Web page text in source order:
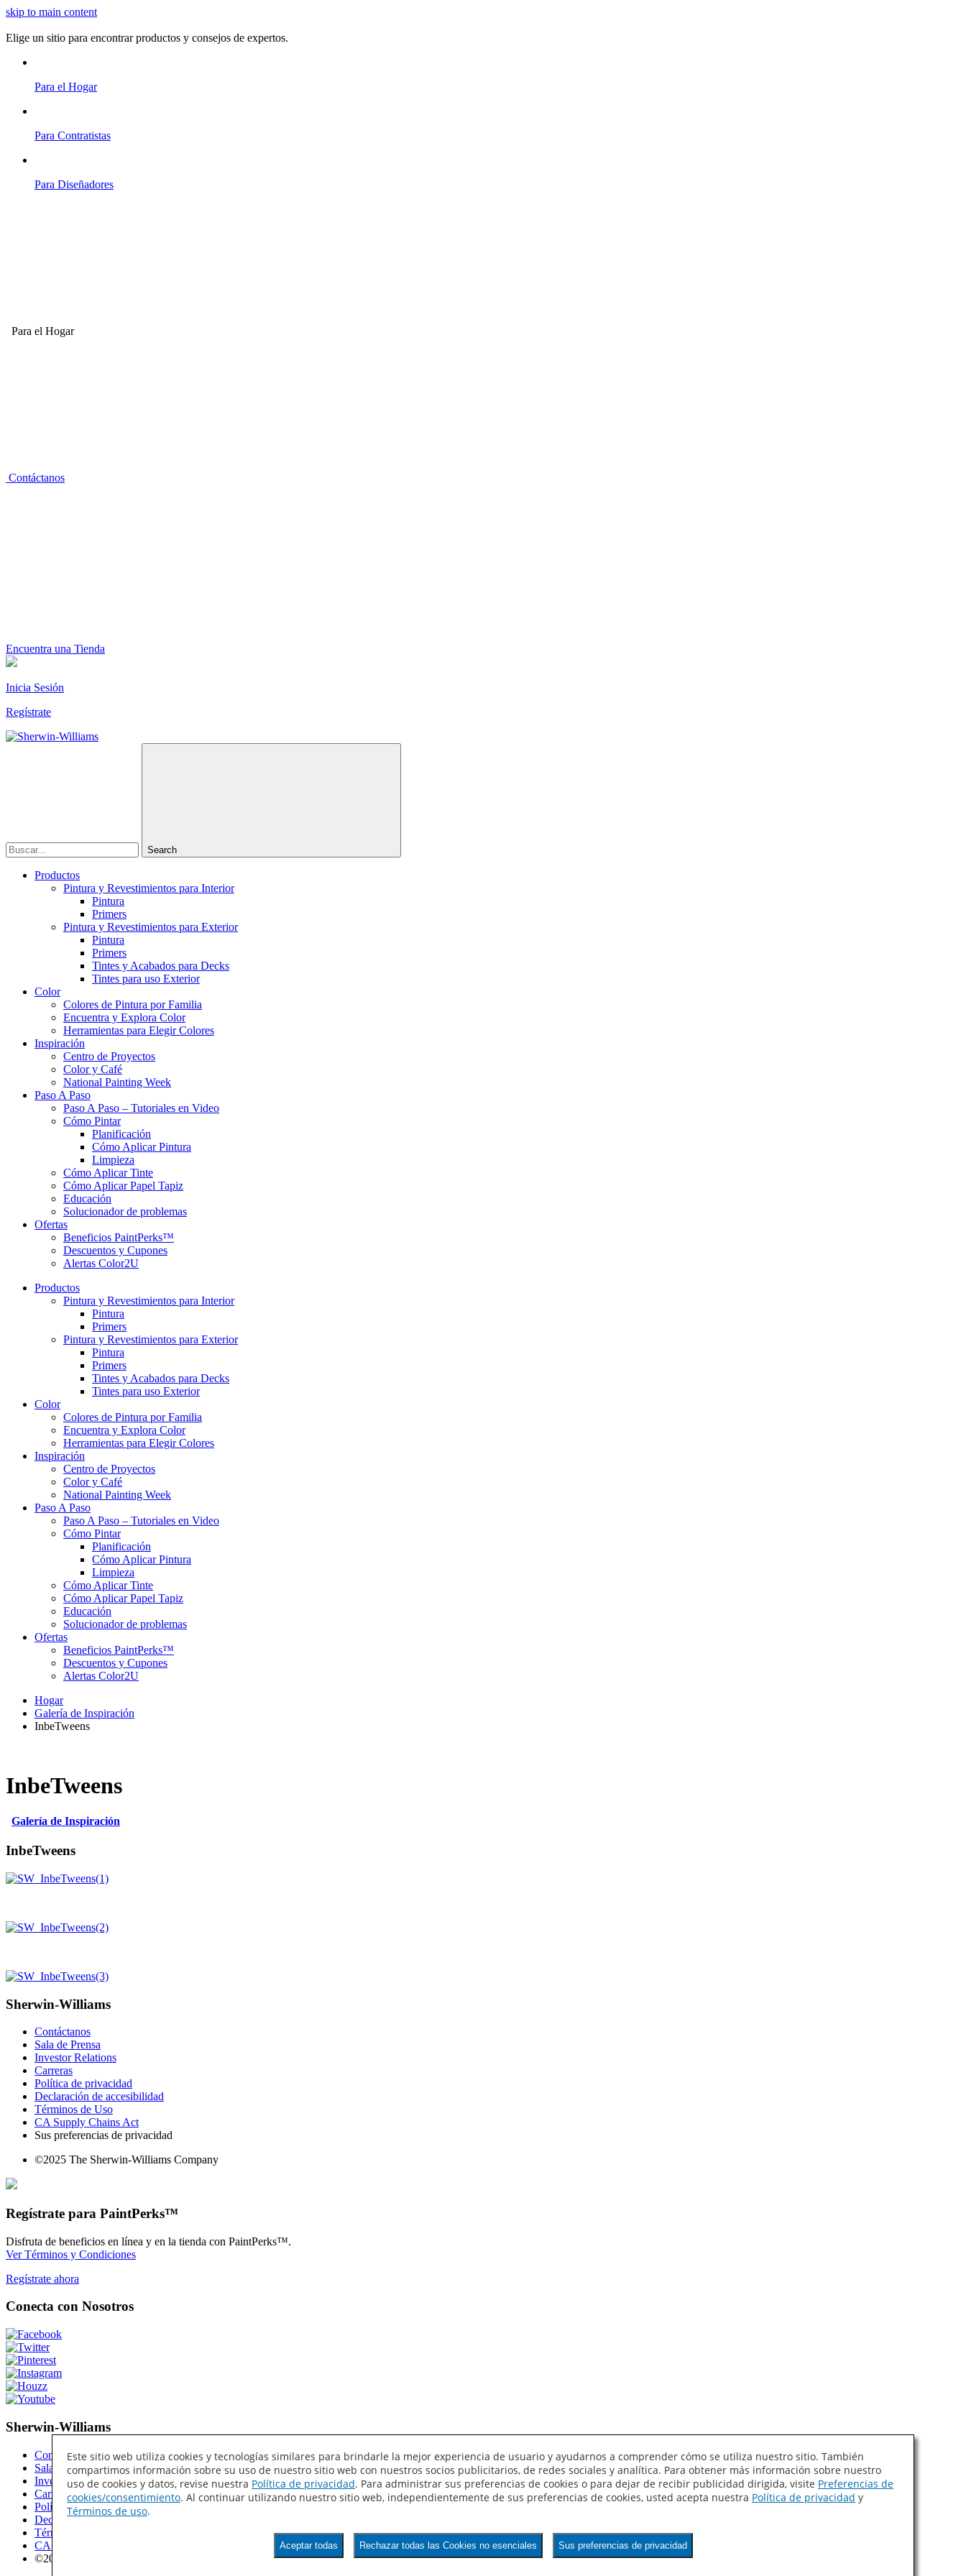
skip to main content
Elige un sitio para encontrar productos y consejos de expertos.
Para el Hogar
Para Contratistas
Para Diseñadores
Para el Hogar
Contáctanos
Encuentra una Tienda
Inicia Sesión
Regístrate
Search
Productos
Pintura y Revestimientos para Interior
Pintura
Primers
Pintura y Revestimientos para Exterior
Pintura
Primers
Tintes y Acabados para Decks
Tintes para uso Exterior
Color
Colores de Pintura por Familia
Encuentra y Explora Color
Herramientas para Elegir Colores
Inspiración
Centro de Proyectos
Color y Café
National Painting Week
Paso A Paso
Paso A Paso – Tutoriales en Video
Cómo Pintar
Planificación
Cómo Aplicar Pintura
Limpieza
Cómo Aplicar Tinte
Cómo Aplicar Papel Tapiz
Educación
Solucionador de problemas
Ofertas
Beneficios PaintPerks™
Descuentos y Cupones
Alertas Color2U
Productos
Pintura y Revestimientos para Interior
Pintura
Primers
Pintura y Revestimientos para Exterior
Pintura
Primers
Tintes y Acabados para Decks
Tintes para uso Exterior
Color
Colores de Pintura por Familia
Encuentra y Explora Color
Herramientas para Elegir Colores
Inspiración
Centro de Proyectos
Color y Café
National Painting Week
Paso A Paso
Paso A Paso – Tutoriales en Video
Cómo Pintar
Planificación
Cómo Aplicar Pintura
Limpieza
Cómo Aplicar Tinte
Cómo Aplicar Papel Tapiz
Educación
Solucionador de problemas
Ofertas
Beneficios PaintPerks™
Descuentos y Cupones
Alertas Color2U
Hogar
Galería de Inspiración
InbeTweens
InbeTweens
Galería de Inspiración
InbeTweens
Sherwin-Williams
Contáctanos
Sala de Prensa
Investor Relations
Carreras
Política de privacidad
Declaración de accesibilidad
Términos de Uso
CA Supply Chains Act
Sus preferencias de privacidad
©2025 The Sherwin-Williams Company
Regístrate para PaintPerks™
Disfruta de beneficios en línea y en la tienda con PaintPerks™.
Ver Términos y Condiciones
Regístrate ahora
Conecta con Nosotros
Sherwin-Williams
Contáctanos
Sala de Prensa
Investor Relations
Carreras
Política de privacidad
Declaración de accesibilidad
Términos de Uso
CA Supply Chains Act
©2025 The Sherwin-Williams Company
Este sitio web utiliza cookies y tecnologías similares para brindarle la mejor experiencia de usuario y ayudarnos a comprender cómo se utiliza nuestro sitio. También
compartimos información sobre su uso de nuestro sitio web con nuestros socios publicitarios, de redes sociales y analítica. Para obtener más información sobre nuestro
uso de cookies y datos, revise nuestra Política de privacidad. Para administrar sus preferencias de cookies o para dejar de recibir publicidad dirigida, visite Preferencias de
cookies/consentimiento. Al continuar utilizando nuestro sitio web, independientemente de sus preferencias de cookies, usted acepta nuestra Política de privacidad y
Términos de uso.
Aceptar todas Rechazar todas las Cookies no esenciales Sus preferencias de privacidad